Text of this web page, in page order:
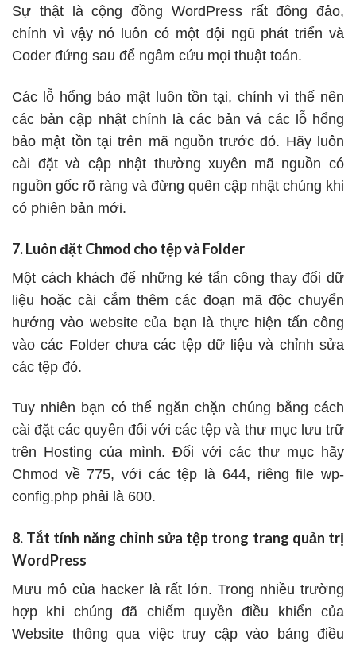
Sự thật là cộng đồng WordPress rất đông đảo,
chính vì vậy nó luôn có một đội ngũ phát triển và
Coder đứng sau để ngâm cứu mọi thuật toán.
Các lỗ hổng bảo mật luôn tồn tại, chính vì thế nên
các bản cập nhật chính là các bản vá các lỗ hổng
bảo mật tồn tại trên mã nguồn trước đó. Hãy luôn
cài đặt và cập nhật thường xuyên mã nguồn có
nguồn gốc rõ ràng và đừng quên cập nhật chúng khi
có phiên bản mới.
7. Luôn đặt Chmod cho tệp và Folder
Một cách khách để những kẻ tẩn công thay đổi dữ
liệu hoặc cài cắm thêm các đoạn mã độc chuyển
hướng vào website của bạn là thực hiện tấn công
vào các Folder chưa các tệp dữ liệu và chỉnh sửa
các tệp đó.
Tuy nhiên bạn có thể ngăn chặn chúng bằng cách
cài đặt các quyền đối với các tệp và thư mục lưu trữ
trên Hosting của mình. Đối với các thư mục hãy
Chmod về 775, với các tệp là 644, riêng file wp-
config.php phải là 600.
8. Tắt tính năng chỉnh sửa tệp trong trang quản trị
WordPress
Mưu mô của hacker là rất lớn. Trong nhiều trường
hợp khi chúng đã chiếm quyền điều khiển của
Website thông qua việc truy cập vào bảng điều